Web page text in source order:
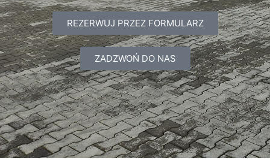
REZERWUJ PRZEZ FORMULARZ
ZADZWOŃ DO NAS